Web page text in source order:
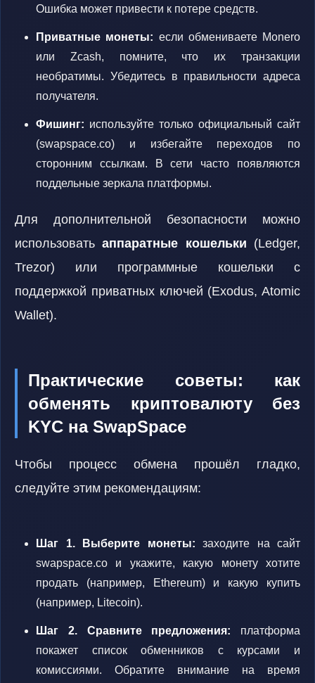
Ошибка может привести к потере средств.
Приватные монеты: если обмениваете Monero
или Zcash, помните, что их транзакции
необратимы. Убедитесь в правильности адреса
получателя.
Фишинг: используйте только официальный сайт
(swapspace.co) и избегайте переходов по
сторонним ссылкам. В сети часто появляются
поддельные зеркала платформы.
Для дополнительной безопасности можно
использоватьаппаратные кошельки (Ledger,
Trezor) или программные кошельки с
поддержкой приватных ключей (Exodus, Atomic
Wallet).
Практические советы: как
обменять криптовалюту без
KYC на SwapSpace
Чтобы процесс обмена прошёл гладко,
следуйте этим рекомендациям:
Шаг 1. Выберите монеты: заходите на сайт
swapspace.co и укажите, какую монету хотите
продать (например, Ethereum) и какую купить
(например, Litecoin).
Шаг 2. Сравните предложения: платформа
покажет список обменников с курсами и
комиссиями. Обратите внимание на время